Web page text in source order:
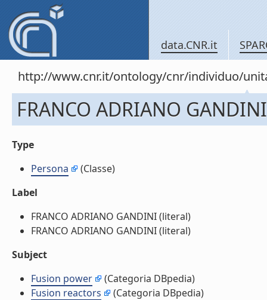
data.CNR.it
http://www.cnr.it/ontology/cnr/individuo/
FRANCO ADRIANO GANDINI
Type
Persona
(Classe)
Label
FRANCO ADRIANO GANDINI (literal)
FRANCO ADRIANO GANDINI (literal)
Subject
Fusion power
(Categoria DBpedia)
Fusion reactors
(Categoria DBpedia)